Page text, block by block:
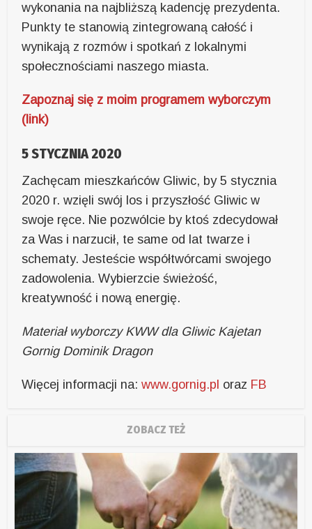
wykonania na najbliższą kadencję prezydenta.
Punkty te stanowią zintegrowaną całość i
wynikają z rozmów i spotkań z lokalnymi
społecznościami naszego miasta.
Zapoznaj się z moim programem wyborczym
(link)
5 STYCZNIA 2020
Zachęcam mieszkańców Gliwic, by 5 stycznia
2020 r. wzięli swój los i przyszłość Gliwic w
swoje ręce. Nie pozwólcie by ktoś zdecydował
za Was i narzucił, te same od lat twarze i
schematy. Jesteście współtwórcami swojego
zadowolenia. Wybierzcie świeżość,
kreatywność i nową energię.
Materiał wyborczy KWW dla Gliwic Kajetan
Gornig Dominik Dragon
Więcej informacji na:www.gornig.pl oraz FB
ZOBACZ TEŻ